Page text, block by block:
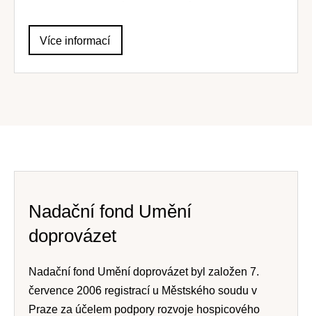
Více informací
Nadační fond Umění
doprovázet
Nadační fond Umění doprovázet byl založen 7.
července 2006 registrací u Městského soudu v
Praze za účelem podpory rozvoje hospicového